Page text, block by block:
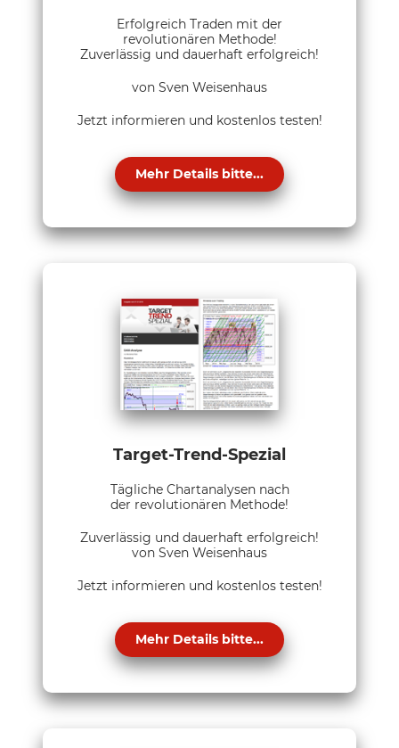
Erfolgreich Traden mit der
revolutionären Methode!
Zuverlässig und dauerhaft erfolgreich!
von Sven Weisenhaus
Jetzt informieren und kostenlos testen!
Mehr Details bitte...
Target-Trend-Spezial
Tägliche Chartanalysen nach
der revolutionären Methode!
Zuverlässig und dauerhaft erfolgreich!
von Sven Weisenhaus
Jetzt informieren und kostenlos testen!
Mehr Details bitte...